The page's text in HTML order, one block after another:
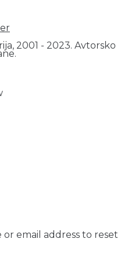
2001 - 2023. Avtorsko
email address to reset